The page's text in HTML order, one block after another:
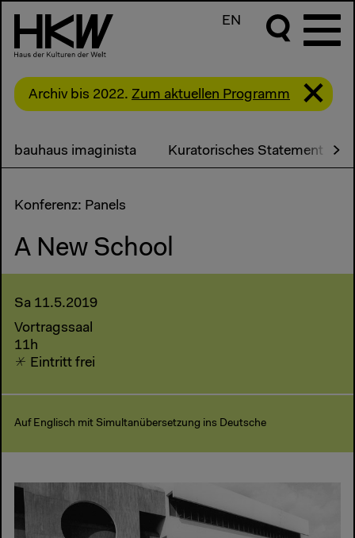
EN
Archiv bis 2022. Zum aktuellen Programm
bauhaus imaginista Kuratorisches Statement
Konferenz: Panels
A New School
Sa 11.5.2019
Vortragssaal
11h
Eintritt frei
Auf Englisch mit Simultanübersetzung ins Deutsche